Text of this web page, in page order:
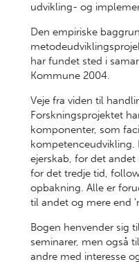
udvikling- og
Den empiriske
har fundet sted i
Kommune 2004.
Veje fra viden til
Forskningsprojektet
komponenter, som
kompetenceudvikling.
ejerskab, for det
for det tredje tid,
opbakning. Alle er
til andet og mere end
Bogen henvender sig
seminarer, men også
andre med interesse